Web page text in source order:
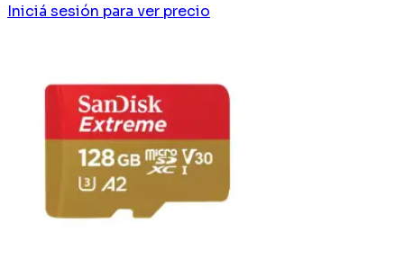
Iniciá sesión para ver precio